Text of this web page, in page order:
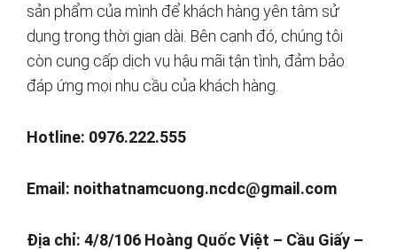
sản phẩm của mình để khách hàng yên tâm sử
dụng trong thời gian dài. Bên cạnh đó, chúng tôi
còn cung cấp dịch vụ hậu mãi tận tình, đảm bảo
đáp ứng mọi nhu cầu của khách hàng.
Hotline: 0976.222.555
Email: noithatnamcuong.ncdc@gmail.com
Địa chỉ: 4/8/106 Hoàng Quốc Việt – Cầu Giấy –